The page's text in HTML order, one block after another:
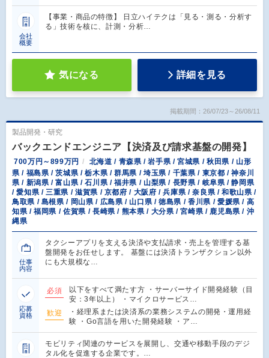
会社
概要
【事業・商品の特徴】 日立ハイテクは「見る・測る・分析す
る」技術を核に、計測・分析…
気になる 詳細を見る
掲載期間：26/07/23～26/08/11
製品開発・研究
バックエンドエンジニア【決済及び請求基盤の開発】
700万円～899万円
北海道 / 青森県 / 岩手県 / 宮城県 / 秋田県 / 山形
県 / 福島県 / 茨城県 / 栃木県 / 群馬県 / 埼玉県 / 千葉県 / 東京都 / 神奈川
県 / 新潟県 / 富山県 / 石川県 / 福井県 / 山梨県 / 長野県 / 岐阜県 / 静岡県
/ 愛知県 / 三重県 / 滋賀県 / 京都府 / 大阪府 / 兵庫県 / 奈良県 / 和歌山県 /
鳥取県 / 島根県 / 岡山県 / 広島県 / 山口県 / 徳島県 / 香川県 / 愛媛県 / 高
知県 / 福岡県 / 佐賀県 / 長崎県 / 熊本県 / 大分県 / 宮崎県 / 鹿児島県 / 沖
縄県
仕事
内容
タクシーアプリを支える決済や支払請求・売上を管理する基
盤開発をお任せします。 基盤には決済トランザクション以外
にも大規模な…
応募
資格
必須
以下をすべて満たす方 ・サーバーサイド開発経験（目
安：3年以上） ・マイクロサービス…
歓迎
・経理系または決済系の業務システムの開発・運用経
験 ・Go言語を用いた開発経験 ・ア…
モビリティ関連のサービスを展開し、交通や移動手段のデジ
タル化を促進する企業です。…